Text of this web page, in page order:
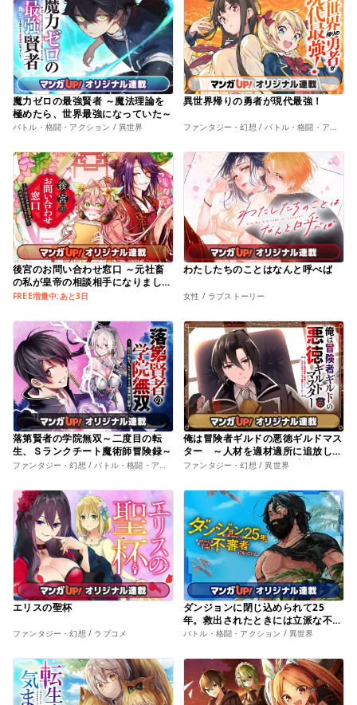
魔力ゼロの最強賢者 ～魔法理論を
極めたら、世界最強になっていた～
バトル・格闘・アクション / 異世界
異世界帰りの勇者が現代最強！
ファンタジー・幻想 / バトル・格闘・アクション
後宮のお問い合わせ窓口 ～元社畜
の私が皇帝の相談相手になりまし
た!?～
FREE増量中:あと3日
わたしたちのことはなんと呼べば
女性 / ラブストーリー
落第賢者の学院無双～二度目の転
生、Ｓランクチート魔術師冒険録～
俺は冒険者ギルドの悪徳ギルドマス
ター ～人材を適材適所に追放した
ら、なぜかめちゃくちゃ感謝されま
ファンタジー・幻想 / 異世界
エリスの聖杯
ファンタジー・幻想 / ラブコメ
ダンジョンに閉じ込められて25
年。救出されたときには立派な不審
者になっていた
バトル・格闘・アクション / 異世界